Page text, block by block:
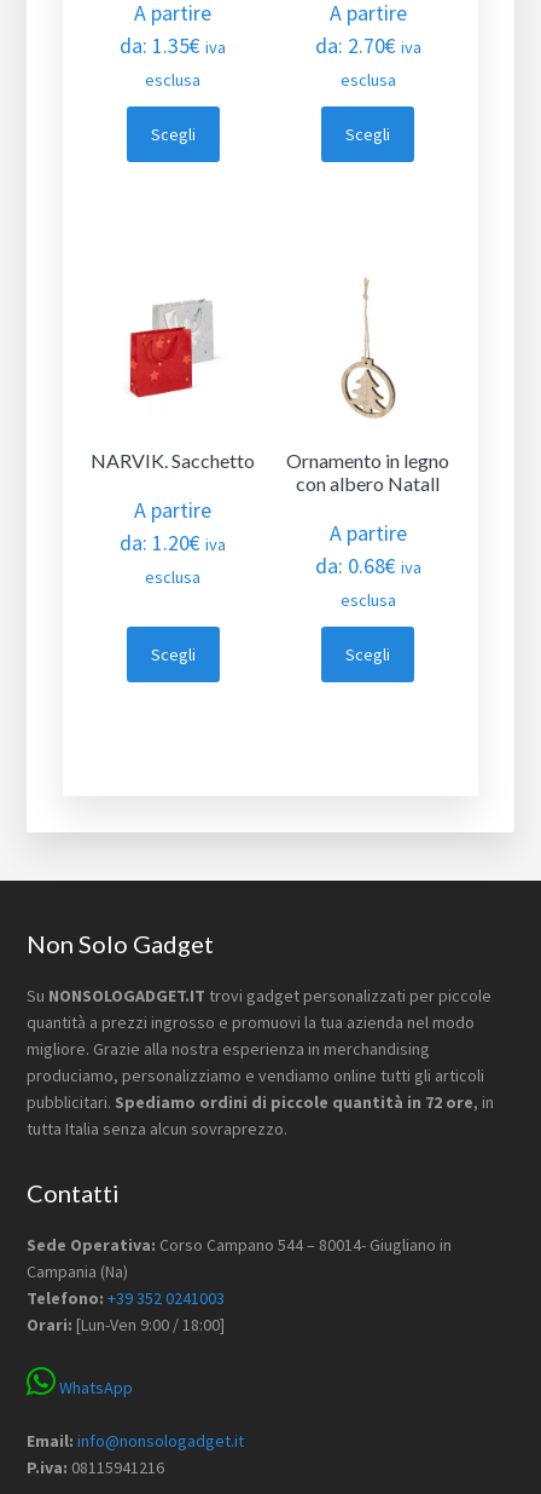
A partire
da: 1.35€ iva
esclusa
Scegli
A partire
da: 2.70€ iva
esclusa
Scegli
NARVIK. Sacchetto
A partire
da: 1.20€ iva
esclusa
Scegli
Ornamento in legno
con albero Natall
A partire
da: 0.68€ iva
esclusa
Scegli
Footer
Non Solo Gadget
Su NONSOLOGADGET.IT trovi gadget personalizzati per piccole
quantità a prezzi ingrosso e promuovi la tua azienda nel modo
migliore. Grazie alla nostra esperienza in merchandising
produciamo, personalizziamo e vendiamo online tutti gli articoli
pubblicitari. Spediamo ordini di piccole quantità in 72 ore, in
tutta Italia senza alcun sovraprezzo.
Contatti
Sede Operativa: Corso Campano 544 – 80014- Giugliano in
Campania (Na)
Telefono: +39 352 0241003
Orari: [Lun-Ven 9:00 / 18:00]
WhatsApp
Email: info@nonsologadget.it
P.iva: 08115941216